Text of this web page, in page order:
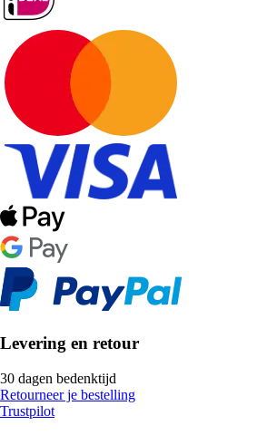
Levering en retour
30 dagen bedenktijd
Retourneer je bestelling
Trustpilot